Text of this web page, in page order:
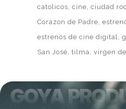
catolicos cine ciudad
Corazon de Padre
estrenos de cine digital
San José tilma virgen
GOYA